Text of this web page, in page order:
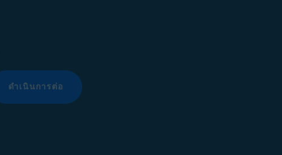
ดำเนินการต่อ